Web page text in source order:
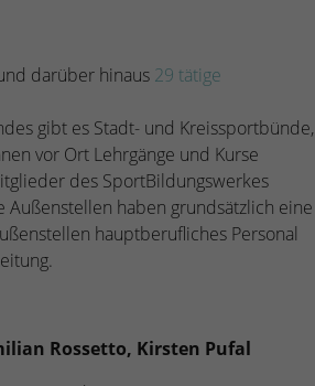
darüber hinaus 29 tätige
gibt es Stadt- und Kreissportbünde,
vor Ort Lehrgänge und Kurse
des SportBildungswerkes
haben grundsätzlich eine
hauptberufliches Personal
Rossetto, Kirsten Pufal